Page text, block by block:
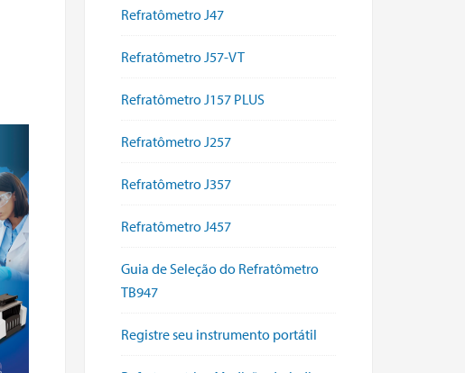
Refratômetro J47
Refratômetro J57-VT
Refratômetro J157 PLUS
Refratômetro J257
Refratômetro J357
Refratômetro J457
Guia de Seleção do Refratômetro
TB947
Registre seu instrumento portátil